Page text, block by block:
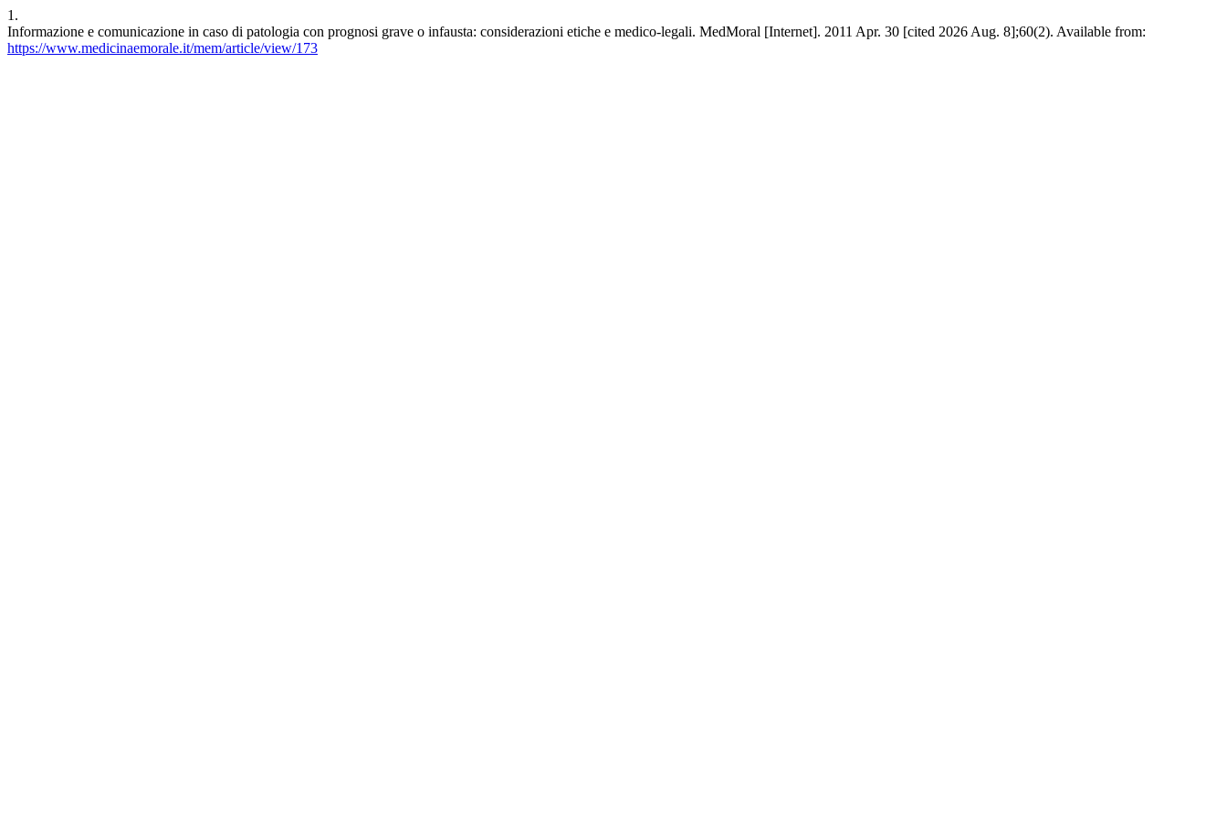
1.
Informazione e comunicazione in caso di patologia con prognosi grave o infausta: considerazioni etiche e medico-legali. MedMoral [Internet]. 2011 Apr. 30 [cited 2026 Aug. 8];60(2). Available from:
https://www.medicinaemorale.it/mem/article/view/173